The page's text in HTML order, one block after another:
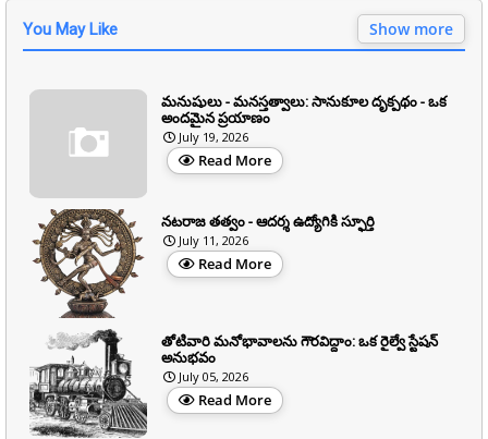
You May Like Show more
మనుషులు - మనస్తత్వాలు: సానుకూల దృక్పథం - ఒక
అందమైన ప్రయాణం
July 19, 2026
Read More
నటరాజ తత్వం - ఆదర్శ ఉద్యోగికి స్ఫూర్తి
July 11, 2026
Read More
తోటివారి మనోభావాలను గౌరవిద్దాం: ఒక రైల్వే స్టేషన్
అనుభవం
July 05, 2026
Read More